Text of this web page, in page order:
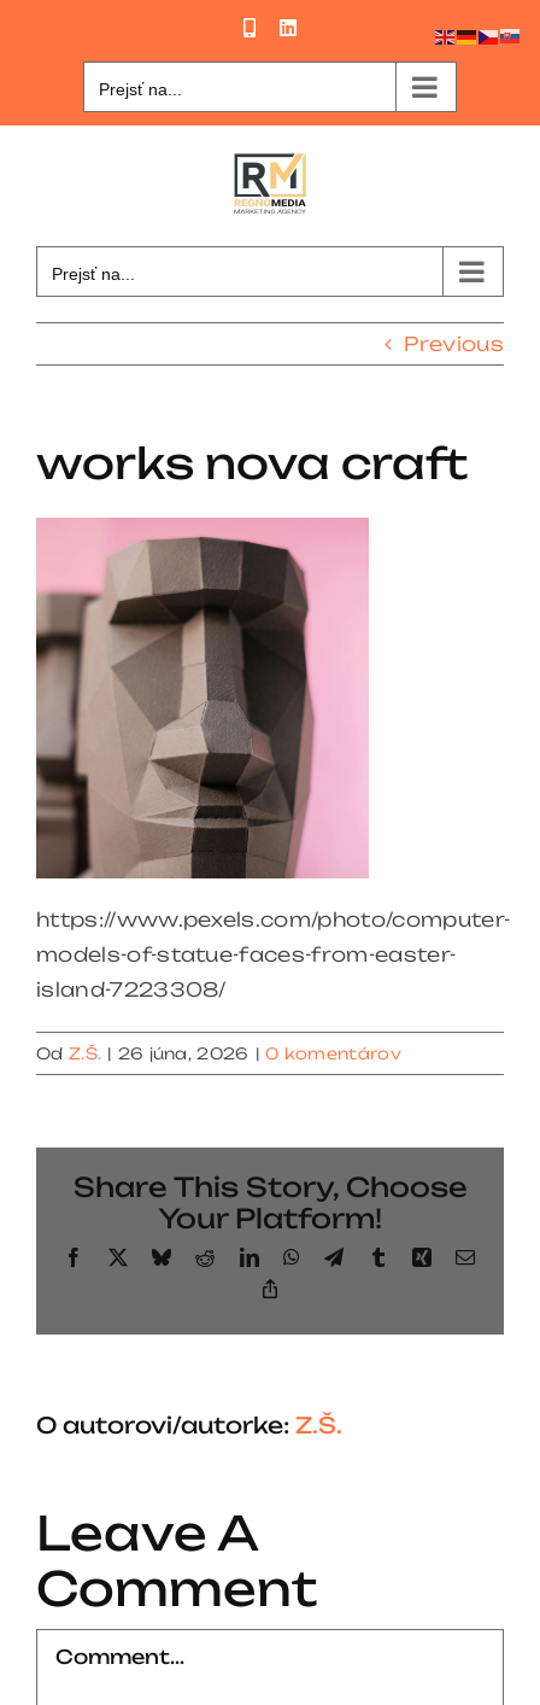
PhoneLinkedIn
Prejsť na...
Prejsť na...
Previous
works nova craft
https://www.pexels.com/photo/computer-
models-of-statue-faces-from-easter-
island-7223308/
Od Z.Š. | 26 júna, 2026 | 0 komentárov
Share This Story, Choose
Your Platform!
Facebook BlueskyRedditLinkedInWhatsApp
TelegramTumblrXingEmail
O autorovi/autorke: Z.Š.
Leave A
Comment
Comment